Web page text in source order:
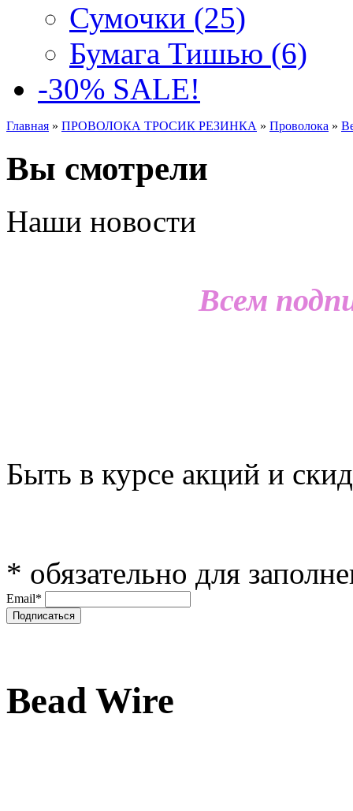
Сумочки (25)
Бумага Тишью (6)
-30% SALE!
Главная » ПРОВОЛОКА ТРОСИК РЕЗИНКА » Проволока »
Вы смотрели
Наши новости
Всем
Быть в курсе акций и
* обязательно для
Email*
Bead Wire